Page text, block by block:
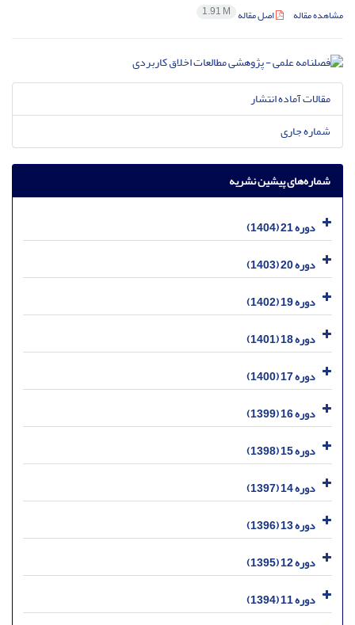
مشاهده مقاله اصل مقاله 1.91 M
مقالات آماده انتشار
شماره جاری
شماره‌های پیشین نشریه
دوره 21 (1404)
دوره 20 (1403)
دوره 19 (1402)
دوره 18 (1401)
دوره 17 (1400)
دوره 16 (1399)
دوره 15 (1398)
دوره 14 (1397)
دوره 13 (1396)
دوره 12 (1395)
دوره 11 (1394)